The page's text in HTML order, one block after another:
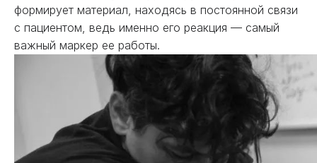
формирует материал, находясь в постоянной связи
с пациентом, ведь именно его реакция — самый
важный маркер ее работы.